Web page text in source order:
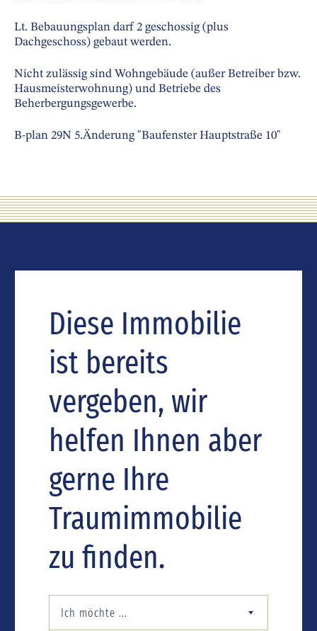
Lt. Bebauungsplan darf 2 geschossig (plus
Dachgeschoss) gebaut werden.
Nicht zulässig sind Wohngebäude (außer Betreiber bzw.
Hausmeisterwohnung) und Betriebe des
Beherbergungsgewerbe.
B-plan 29N 5.Änderung "Baufenster Hauptstraße 10"
Diese Immobilie
ist bereits
vergeben, wir
helfen Ihnen aber
gerne Ihre
Traumimmobilie
zu finden.
Ich möchte ...